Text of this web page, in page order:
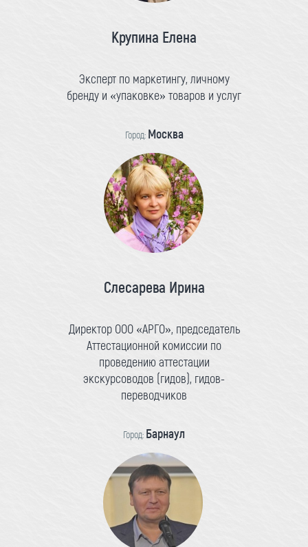
Крупина Елена
Эксперт по маркетингу, личному
бренду и «упаковке» товаров и услуг
Город: Москва
Слесарева Ирина
Директор ООО «АРГО», председатель
Аттестационной комиссии по
проведению аттестации
экскурсоводов (гидов), гидов-
переводчиков
Город: Барнаул